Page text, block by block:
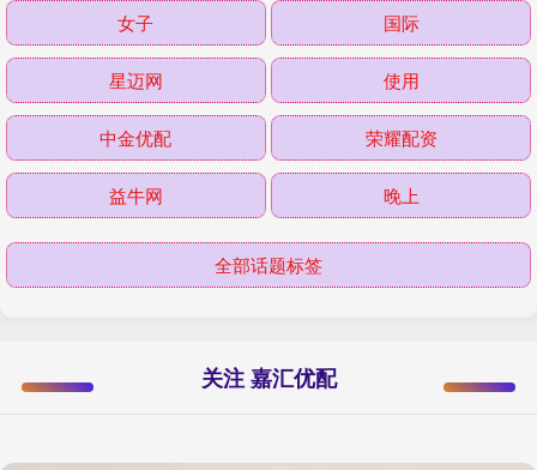
女子 国际
星迈网 使用
中金优配 荣耀配资
益牛网 晚上
全部话题标签
关注 嘉汇优配